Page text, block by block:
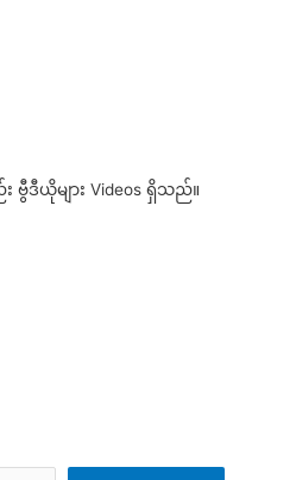
ဗွီဒီယိုများ Videos ရှိသည်။